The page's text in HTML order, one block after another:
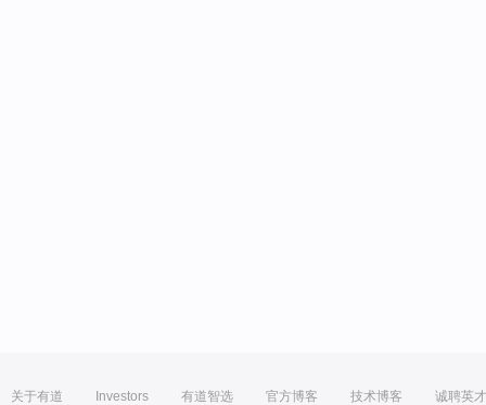
关于有道 Investors 有道智选 官方博客 技术博客 诚聘英才